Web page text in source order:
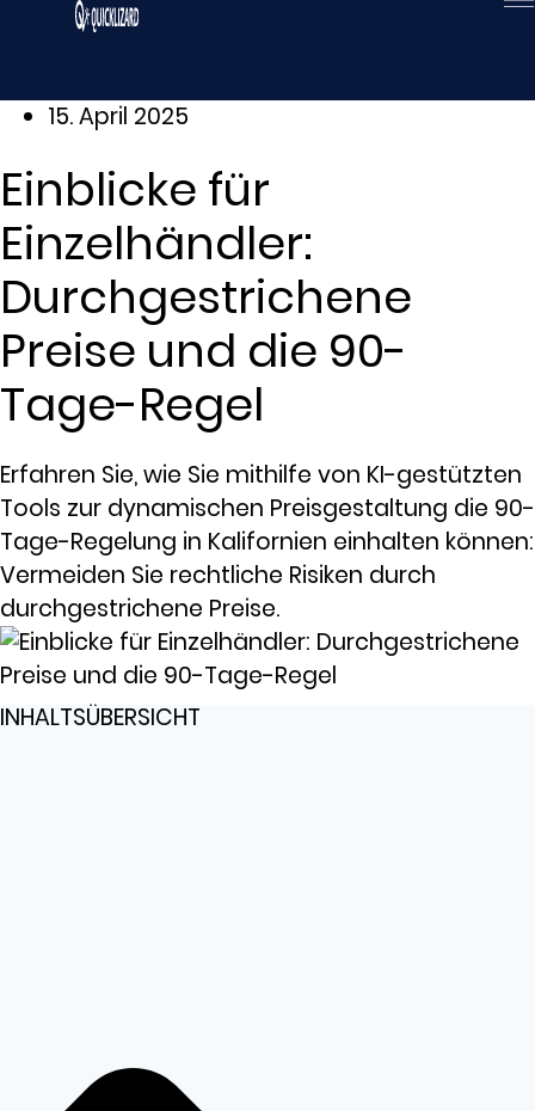
15. April 2025
Einblicke für
Einzelhändler:
Durchgestrichene
Preise und die 90-
Tage-Regel
Erfahren Sie, wie Sie mithilfe von KI-gestützten
Tools zur dynamischen Preisgestaltung die 90-
Tage-Regelung in Kalifornien einhalten können:
Vermeiden Sie rechtliche Risiken durch
durchgestrichene Preise.
INHALTSÜBERSICHT